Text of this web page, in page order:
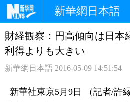
新華網日本語
ホームページ 政治
観光 評論
財経観察：円高傾向は日本
利得よりも大きい
新華網日本語 2016-05-09 14:51:54
新華社東京5月9日 （記者/許